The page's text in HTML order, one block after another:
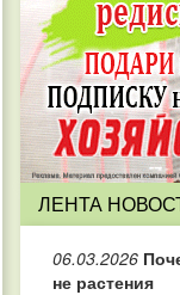
ЛЕНТА
06.03.2026
не растения